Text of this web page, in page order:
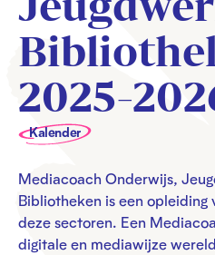
2025-
Kalender
Mediacoach Onderwijs,
Bibliotheken is een opleiding
deze sectoren. Een
digitale en mediawijze